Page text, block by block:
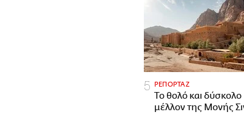
ΡΕΠΟΡΤΑΖ
Το θολό και δύσκολο
μέλλον της Μονής